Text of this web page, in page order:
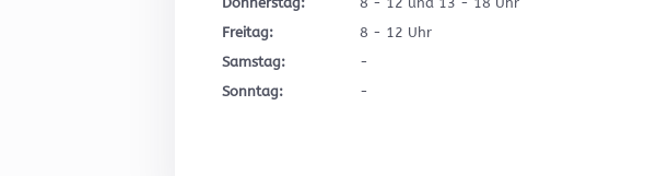
Freitag:
8 - 12 Uhr
Samstag:
-
Sonntag:
-